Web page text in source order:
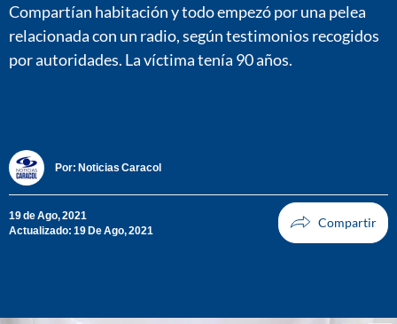
Compartían habitación y todo empezó por una pelea
relacionada con un radio, según testimonios recogidos
por autoridades. La víctima tenía 90 años.
Por: Noticias Caracol
19 de Ago, 2021
Actualizado: 19 De Ago, 2021